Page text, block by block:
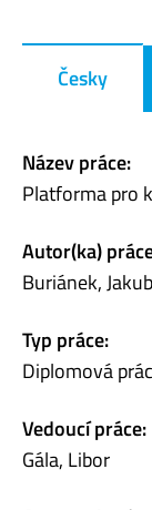
Česky
Název práce:
Platforma pro
Autor(ka)
Buriánek, Jakub
Typ práce:
Diplomová
Vedoucí práce:
Gála, Libor